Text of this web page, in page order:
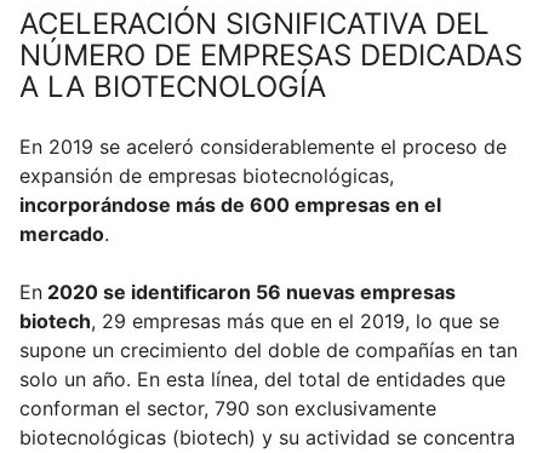
ACELERACIÓN SIGNIFICATIVA DEL
NÚMERO DE EMPRESAS DEDICADAS
A LA BIOTECNOLOGÍA
En 2019 se aceleró considerablemente el proceso de
expansión de empresas biotecnológicas,
incorporándose más de 600 empresas en el
mercado.
En 2020 se identificaron 56 nuevas empresas
biotech, 29 empresas más que en el 2019, lo que se
supone un crecimiento del doble de compañías en tan
solo un año. En esta línea, del total de entidades que
conforman el sector, 790 son exclusivamente
biotecnológicas (biotech) y su actividad se concentra